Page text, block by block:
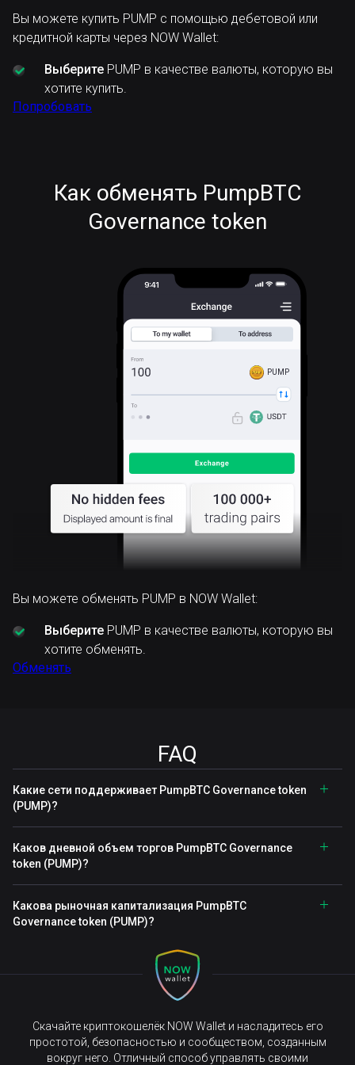
Вы можете купить PUMP с помощью дебетовой или
кредитной карты через NOW Wallet:
Выберите PUMP в качестве валюты, которую вы
хотите купить.
Попробовать
Как обменять PumpBTC
Governance token
PUMP
Вы можете обменять PUMP в NOW Wallet:
Выберите PUMP в качестве валюты, которую вы
хотите обменять.
Обменять
FAQ
Какие сети поддерживает PumpBTC Governance token
(PUMP)?
Каков дневной объем торгов PumpBTC Governance
token (PUMP)?
Какова рыночная капитализация PumpBTC
Governance token (PUMP)?
Скачайте криптокошелёк NOW Wallet и насладитесь его
простотой, безопасностью и сообществом, созданным
вокруг него. Отличный способ управлять своими